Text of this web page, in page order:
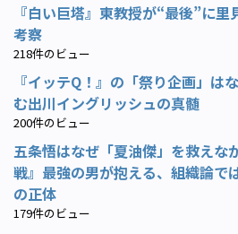
『白い巨塔』東教授が“最後”に
考察
218件のビュー
『イッテQ！』の「祭り企画」は
む出川イングリッシュの真髄
200件のビュー
五条悟はなぜ「夏油傑」を救えな
戦』最強の男が抱える、組織論で
の正体
179件のビュー